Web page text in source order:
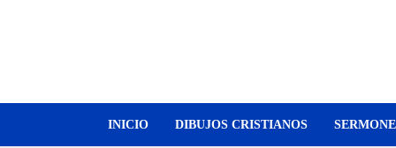
INICIO DIBUJOS CRISTIANOS